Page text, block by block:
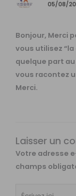
05/08/
Bonjour, Merci
vous utilisez “la
quelque part au
vous racontez
Merci.
Laisser un
Votre adresse
champs
Écrivez